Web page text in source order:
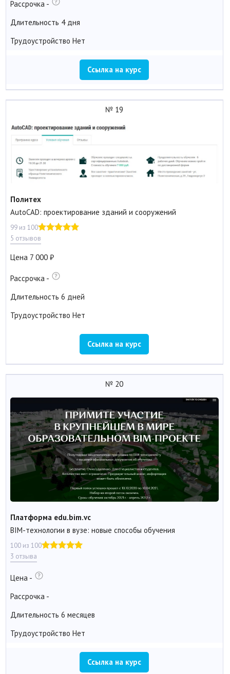
Рассрочка -
Длительность 4 дня
Трудоустройство Нет
Ссылка на курс
№ 19
Политех
AutoCAD: проектирование зданий и сооружений
99 из 100
5 отзывов
Цена 7 000
Рассрочка -
Длительность 6 дней
Трудоустройство Нет
Ссылка на курс
№ 20
Платформа edu.bim.vc
BIM-технологии в вузе: новые способы обучения
100 из 100
3 отзыва
Цена -
Рассрочка -
Длительность 6 месяцев
Трудоустройство Нет
Ссылка на курс